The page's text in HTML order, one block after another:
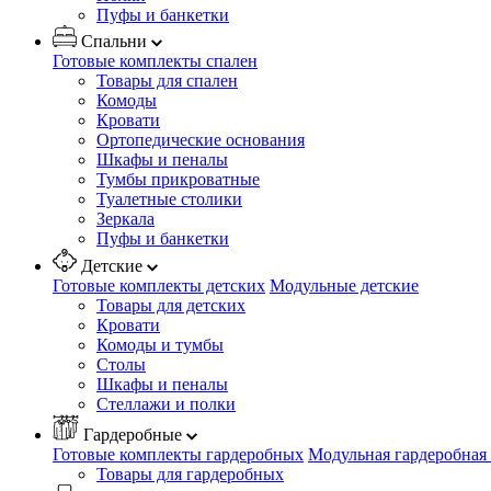
Пуфы и банкетки
Спальни
Готовые комплекты спален
Товары для спален
Комоды
Кровати
Ортопедические основания
Шкафы и пеналы
Тумбы прикроватные
Туалетные столики
Зеркала
Пуфы и банкетки
Детские
Готовые комплекты детских Модульные детские
Товары для детских
Кровати
Комоды и тумбы
Столы
Шкафы и пеналы
Стеллажи и полки
Гардеробные
Готовые комплекты гардеробных Модульная
Товары для гардеробных